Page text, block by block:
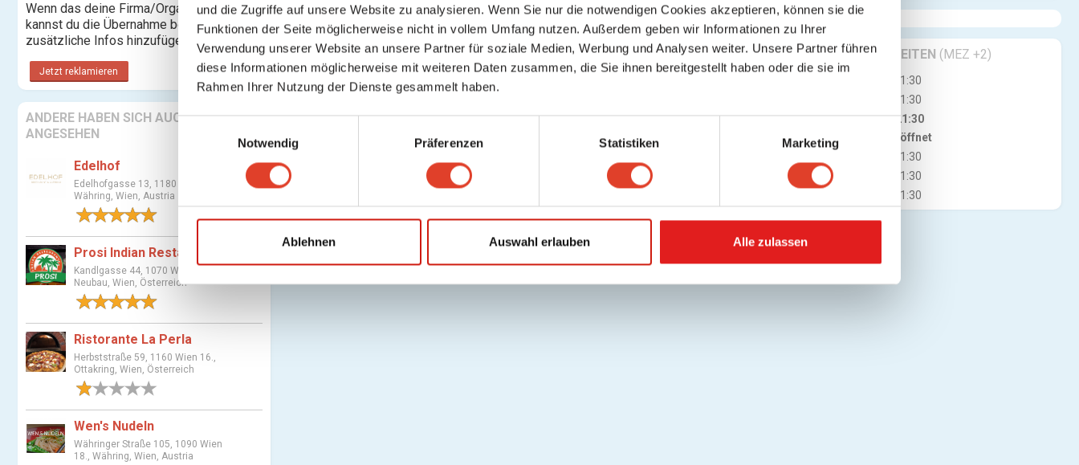
und die Zugriffe auf unsere Website zu analysieren. Wenn Sie nur die notwendigen Cookies akzeptieren, können sie die
Funktionen der Seite möglicherweise nicht in vollem Umfang nutzen. Außerdem geben wir Informationen zu Ihrer
Verwendung unserer Website an unsere Partner für soziale Medien, Werbung und Analysen weiter. Unsere Partner führen
diese Informationen möglicherweise mit weiteren Daten zusammen, die Sie ihnen bereitgestellt haben oder die sie im
Rahmen Ihrer Nutzung der Dienste gesammelt haben.
E
l
i
g
g
s
a
s
a
Notwendig Präferenzen Statistiken Marketing
Ablehnen Auswahl erlauben Alle zulassen
Wenn das deine Firma/Organisation ist,
kannst du die Übernahme beantragen und
zusätzliche Infos hinzufügen.
Jetzt reklamieren
ANDERE HABEN SICH AUCH
ANGESEHEN
Edelhof
Edelhofgasse 13, 1180 Wien 18.,
Währing, Wien, Austria
Prosi Indian Restaurant
Kandlgasse 44, 1070 Wien 7.,
Neubau, Wien, Österreich
Ristorante La Perla
Herbststraße 59, 1160 Wien 16.,
Ottakring, Wien, Österreich
Wen's Nudeln
Währinger Straße 105, 1090 Wien
18., Währing, Wien, Austria
GESCHÄFTSZEITEN (MEZ +2)
11:00 - 21:30
11:00 - 21:30
Do
11:00 - 21:30
Jetzt geöffnet
11:00 - 21:30
Sa
11:00 - 21:30
11:00 - 21:30